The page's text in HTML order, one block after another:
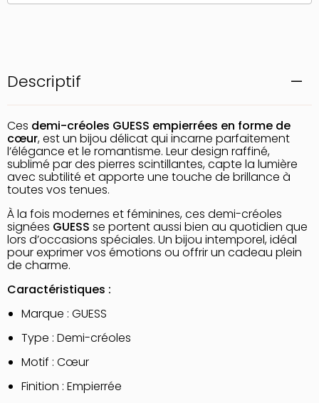
Descriptif
Ces demi-créoles GUESS empierrées en forme de
cœur, est un bijou délicat qui incarne parfaitement
l’élégance et le romantisme. Leur design raffiné,
sublimé par des pierres scintillantes, capte la lumière
avec subtilité et apporte une touche de brillance à
toutes vos tenues.
À la fois modernes et féminines, ces demi-créoles
signées GUESS se portent aussi bien au quotidien que
lors d’occasions spéciales. Un bijou intemporel, idéal
pour exprimer vos émotions ou offrir un cadeau plein
de charme.
Caractéristiques :
Marque : GUESS
Type : Demi-créoles
Motif : Cœur
Finition : Empierrée